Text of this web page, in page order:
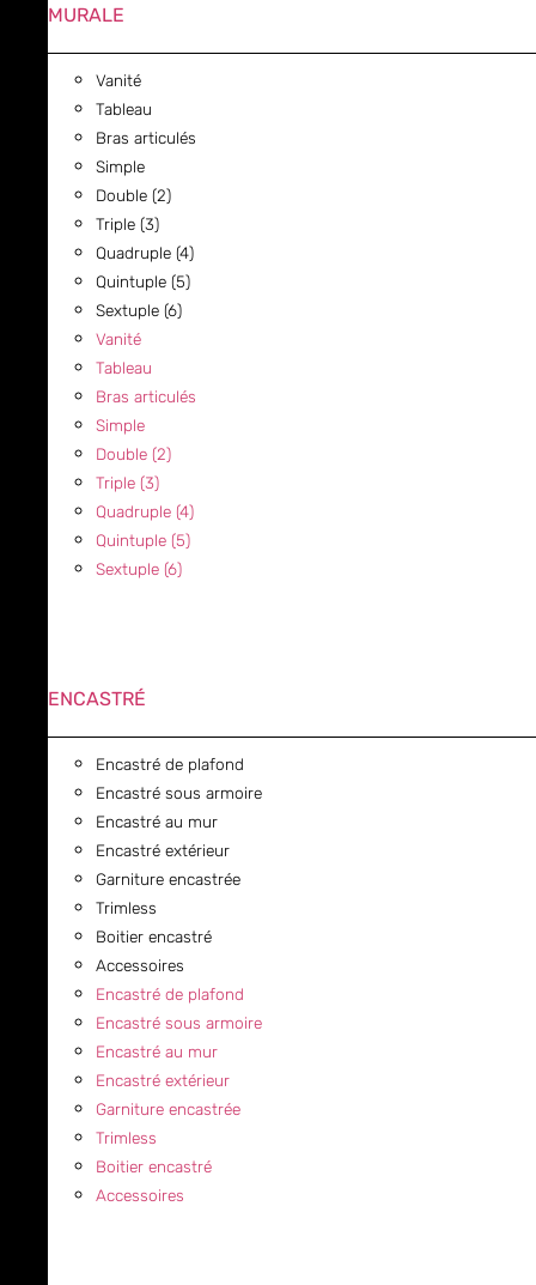
MURALE
Vanité
Tableau
Bras articulés
Simple
Double (2)
Triple (3)
Quadruple (4)
Quintuple (5)
Sextuple (6)
Vanité
Tableau
Bras articulés
Simple
Double (2)
Triple (3)
Quadruple (4)
Quintuple (5)
Sextuple (6)
ENCASTRÉ
Encastré de plafond
Encastré sous armoire
Encastré au mur
Encastré extérieur
Garniture encastrée
Trimless
Boitier encastré
Accessoires
Encastré de plafond
Encastré sous armoire
Encastré au mur
Encastré extérieur
Garniture encastrée
Trimless
Boitier encastré
Accessoires